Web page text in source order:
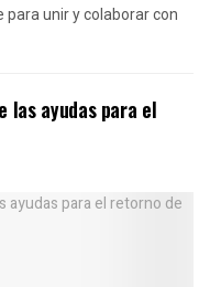
unir y colaborar con
las ayudas para el